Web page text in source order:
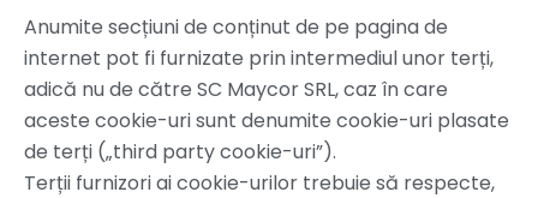
Anumite secțiuni de conținut de pe pagina de
internet pot fi furnizate prin intermediul unor terți,
adică nu de către SC Maycor SRL, caz în care
aceste cookie-uri sunt denumite cookie-uri plasate
de terți („third party cookie-uri”).
Terții furnizori ai cookie-urilor trebuie să respecte,